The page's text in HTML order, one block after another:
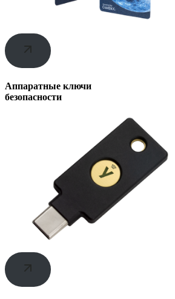
Аппаратные ключи
безопасности